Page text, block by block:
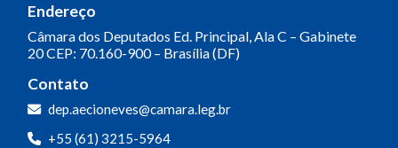
Endereço
Câmara dos Deputados Ed. Principal, Ala C – Gabinete
20CEP: 70.160-900 – Brasília (DF)
Contato
dep.aecioneves@camara.leg.br
+55 (61) 3215-5964
Olá! Seja bem-vindo(a).